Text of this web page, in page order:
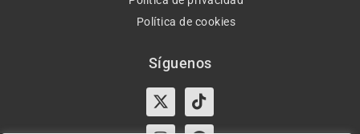
Política de cookies
Síguenos
X-
twitter
Tiktok
InstagramFacebook